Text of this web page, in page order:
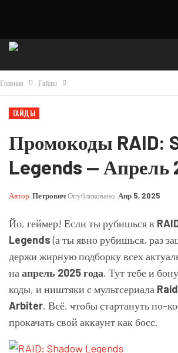
Главная Гайды
ГАЙДЫ
Промокоды RAID:
Legends — Апрель
Автор ПетровичОпубликовано Апр 5, 2025
Йо, геймер! Если ты рубишься в
Legends(а ты явно рубишься, раз
держи жирную подборку всех
на апрель 2025 года. Тут тебе и
коды, и ништяки с мультсериала
Arbiter. Всё, чтобы стартануть по-
прокачать свой аккаунт как босс.